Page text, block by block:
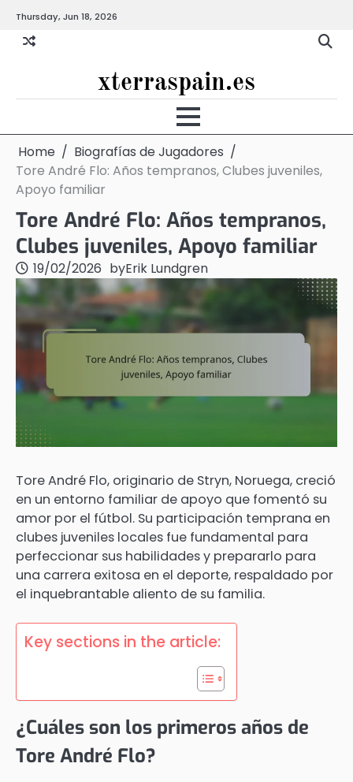
content
Thursday, Jun 18, 2026
xterraspain.es
Home
Biografías de Jugadores
Tore André Flo: Años tempranos, Clubes juveniles,
Apoyo familiar
Tore André Flo: Años tempranos,
Clubes juveniles, Apoyo familiar
19/02/2026 byErik Lundgren
Tore André Flo, originario de Stryn, Noruega, creció
en un entorno familiar de apoyo que fomentó su
amor por el fútbol. Su participación temprana en
clubes juveniles locales fue fundamental para
perfeccionar sus habilidades y prepararlo para
una carrera exitosa en el deporte, respaldado por
el inquebrantable aliento de su familia.
Key sections in the article:
¿Cuáles son los primeros años de
Tore André Flo?